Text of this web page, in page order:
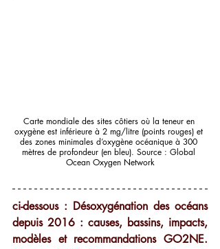
Carte mondiale des sites côtiers où la teneur en
oxygène est inférieure à 2 mg/litre (points rouges) et
des zones minimales d’oxygène océanique à 300
mètres de profondeur (en bleu). Source : Global
Ocean Oxygen Network
ci-dessous : Désoxygénation des océans
depuis 2016 : causes, bassins, impacts,
modèles et recommandations GO2NE.